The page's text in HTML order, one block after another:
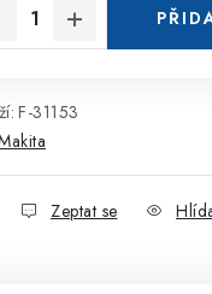
F-31153
Zeptat se